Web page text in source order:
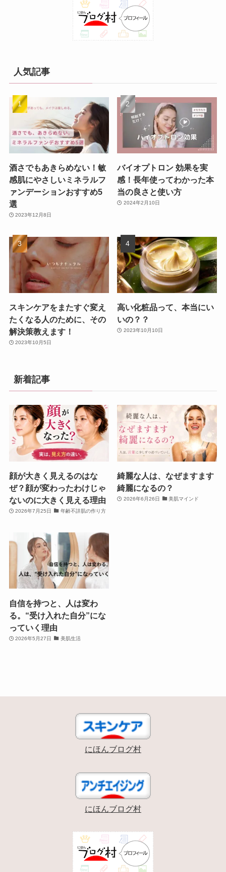
人気記事
酒さでもあきらめない！敏
感肌にやさしいミネラルフ
ァンデーションおすすめ5
選
2023年12月8日
バイオプトロン 効果を実
感！長年使ってわかった本
当の良さと使い方
2024年2月10日
スキンケアをまたすぐ変え
たくなる人のために、その
解決策教えます！
2023年10月5日
高い化粧品って、本当にい
いの？？
2023年10月10日
新着記事
顔が大きく見えるのはな
ぜ？顔が変わったわけじゃ
ないのに大きく見える理由
2026年7月25日 年齢不詳肌の作り方
綺麗な人は、なぜますます
綺麗になるの？
2026年6月26日 美肌マインド
自信を持つと、人は変わ
る。“受け入れた自分”にな
っていく理由
2026年5月27日 美肌生活
にほんブログ村
にほんブログ村